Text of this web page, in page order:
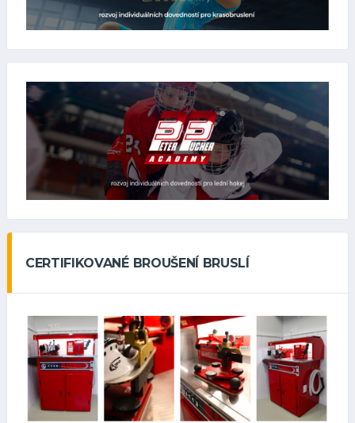
CERTIFIKOVANÉ BROUŠENÍ BRUSLÍ